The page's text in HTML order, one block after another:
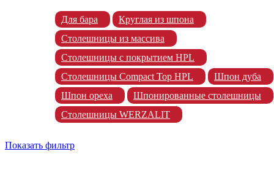
Для бара
Круглая из шпона
Столешницы из массива
Столешницы с покрытием HPL
Столешницы Сompact Top HPL
Шпон дуба
Шпон ореха
Шпонированные столешницы
Столешницы WERZALIT
Показать фильтр